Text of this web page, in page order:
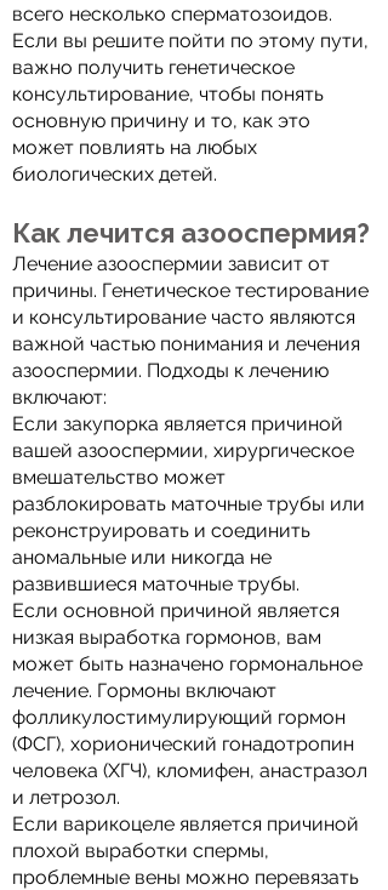
всего несколько сперматозоидов.
Если вы решите пойти по этому пути,
важно получить генетическое
консультирование, чтобы понять
основную причину и то, как это
может повлиять на любых
биологических детей.
Как лечится азооспермия?
Лечение азооспермии зависит от
причины. Генетическое тестирование
и консультирование часто являются
важной частью понимания и лечения
азооспермии. Подходы к лечению
включают:
Если закупорка является причиной
вашей азооспермии, хирургическое
вмешательство может
разблокировать маточные трубы или
реконструировать и соединить
аномальные или никогда не
развившиеся маточные трубы.
Если основной причиной является
низкая выработка гормонов, вам
может быть назначено гормональное
лечение. Гормоны включают
фолликулостимулирующий гормон
(ФСГ), хорионический гонадотропин
человека (ХГЧ), кломифен, анастразол
и летрозол.
Если варикоцеле является причиной
плохой выработки спермы,
проблемные вены можно перевязать